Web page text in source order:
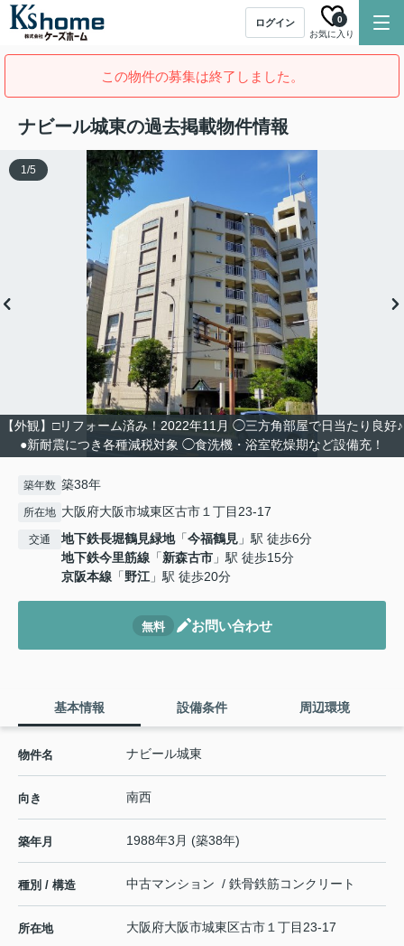
ログイン
お気に入り
0
この物件の募集は終了しました。
ナビール城東の過去掲載物件情報
【外観】□リフォーム済み！2022年11月 ◯三方角部屋で日当たり良好♪
●新耐震につき各種減税対象 ◯食洗機・浴室乾燥期など設備充！
1/5
築年数 築38年
所在地 大阪府大阪市城東区古市１丁目23-17
交通 地下鉄長堀鶴見緑地「今福鶴見 」駅 徒歩6分
地下鉄今里筋線 「新森古市 」駅 徒歩15分
京阪本線 「野江」駅 徒歩20分
無料 お問い合わせ
基本情報 設備条件 周辺環境
物件名 ナビール城東
向き 南西
築年月 1988年3月 (築38年)
種別 / 構造 中古マンション / 鉄骨鉄筋コンクリート
所在地 大阪府大阪市城東区古市１丁目23-17